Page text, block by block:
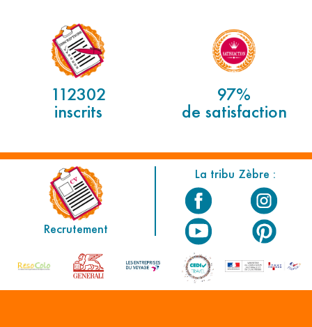
112302
inscrits
97%
de satisfaction
Recrutement
La tribu Zèbre :